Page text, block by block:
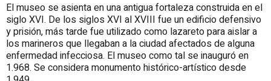
El museo se asienta en una antigua fortaleza construida en el
siglo XVI. De los siglos XVI al XVIII fue un edificio defensivo
y prisión, más tarde fue utilizado como lazareto para aislar a
los marineros que llegaban a la ciudad afectados de alguna
enfermedad infecciosa. El museo como tal se inauguró en
1.968. Se considera monumento histórico-artístico desde